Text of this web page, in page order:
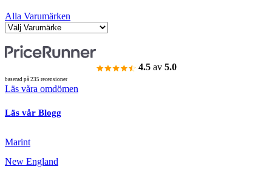
Alla Varumärken
4.5 av 5.0
baserad på 235 recensioner
Läs våra omdömen
Läs vår Blogg
Marint
New England